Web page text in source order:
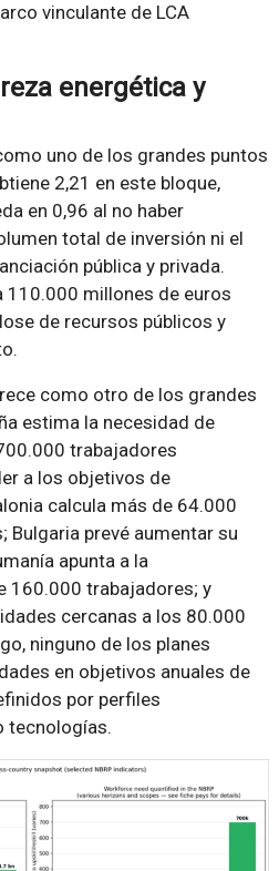
vinculante de LCA
energética y
uno de los grandes puntos
2,21 en este bloque,
en 0,96 al no haber
total de inversión ni el
pública y privada.
110.000 millones de euros
de recursos públicos y
como otro de los grandes
estima la necesidad de
trabajadores
a los objetivos de
calcula más de 64.000
Bulgaria prevé aumentar su
apunta a la
160.000 trabajadores; y
cercanas a los 80.000
ninguno de los planes
en objetivos anuales de
por perfiles
tecnologías.